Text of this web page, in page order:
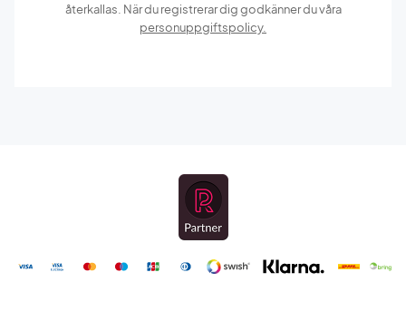
återkallas. När du registrerar dig godkänner du våra
personuppgiftspolicy.